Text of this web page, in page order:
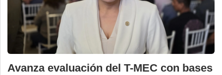
Avanza evaluación del T-MEC con bases